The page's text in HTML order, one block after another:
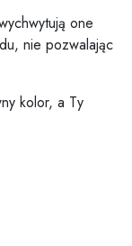
one
nie pozwalając
kolor, a Ty